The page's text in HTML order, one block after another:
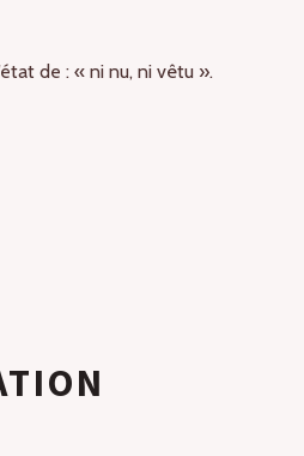
de : « ni nu, ni vêtu ».